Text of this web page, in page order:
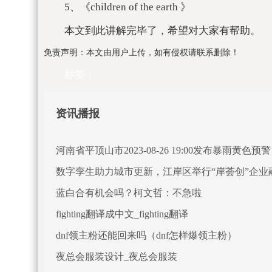
5、《children of the earth 》
本文到此讲解完毕了，希望对大家有帮助。
免责声明：本文由用户上传，如有侵权请联系删除！
资讯播报
河南省平顶山市2023-08-26 19:00发布暴雨黄色预警
数字孪生助力城市更新，江岸区举行“岸荟创”企业
蓝白合有机会吗？柯文哲：不急啦
fighting翻译成中文_fighting翻译
dnf领主粉还能回来吗（dnf怎样爆领主粉）
夜总会服装设计_夜总会服装